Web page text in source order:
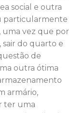
social e outra
particularmente
uma vez que por
do quarto e
de
outra ótima
armário,
ter uma